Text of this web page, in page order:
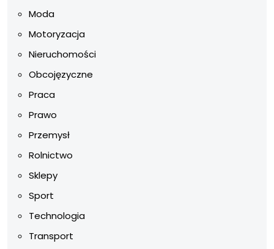
Moda
Motoryzacja
Nieruchomości
Obcojęzyczne
Praca
Prawo
Przemysł
Rolnictwo
Sklepy
Sport
Technologia
Transport